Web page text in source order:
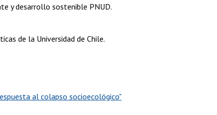
y desarrollo sostenible PNUD.
de la Universidad de Chile.
al colapso socioecológico"